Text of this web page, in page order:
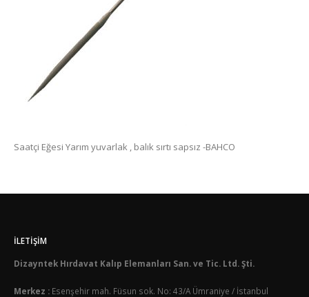
Saatçi Eğesi Yarım yuvarlak , balık sırtı sapsız -BAHCO
İLETIŞIM
Dizayntek Hırdavat Kalıp Elemanları San. ve Tic. Ltd. Şti.
Merkez : Esenşehir mah. Füsun sok. No: 43/A Ümraniye / İstanbul